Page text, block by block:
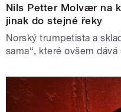
Nils Petter Molvær na
jinak do stejné řeky
Norský trumpetista a
sama“, které ovšem dává